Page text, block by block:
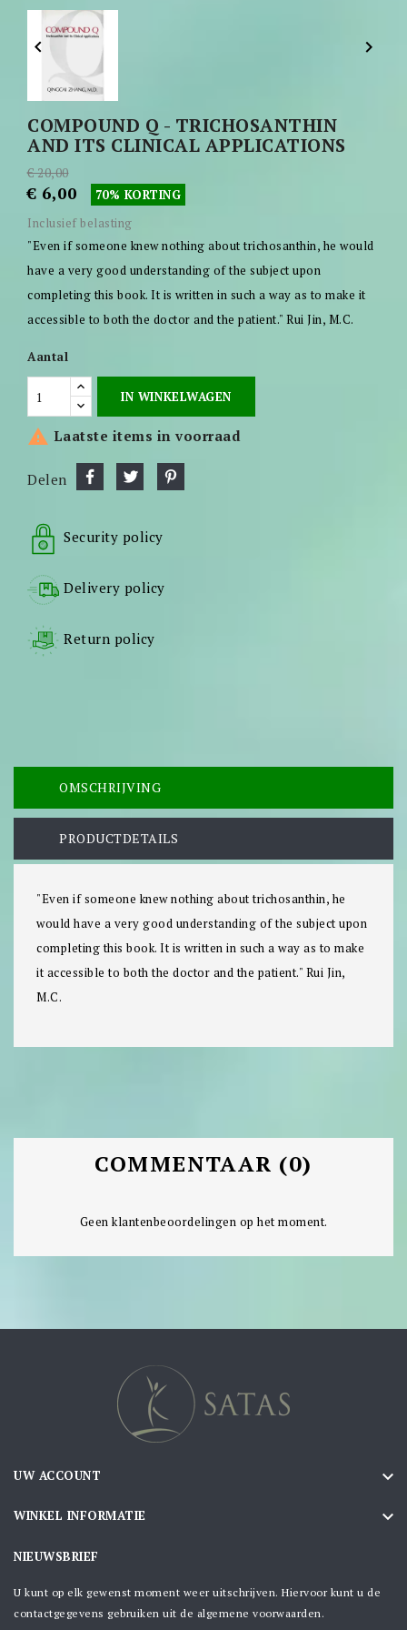
 
COMPOUND Q - TRICHOSANTHIN
AND ITS CLINICAL APPLICATIONS
€ 20,00
€ 6,00
70% KORTING
Inclusief belasting
"Even if someone knew nothing about trichosanthin, he would
have a very good understanding of the subject upon
completing this book. It is written in such a way as to make it
accessible to both the doctor and the patient." Rui Jin, M.C.
Aantal
IN WINKELWAGEN
 Laatste items in voorraad
Delen
Security policy
Delivery policy
Return policy
OMSCHRIJVING
PRODUCTDETAILS
"Even if someone knew nothing about trichosanthin, he
would have a very good understanding of the subject upon
completing this book. It is written in such a way as to make
it accessible to both the doctor and the patient." Rui Jin,
M.C.
COMMENTAAR (0)
Geen klantenbeoordelingen op het moment.
UW ACCOUNT 
WINKEL INFORMATIE 
NIEUWSBRIEF
U kunt op elk gewenst moment weer uitschrijven. Hiervoor kunt u de
contactgegevens gebruiken uit de algemene voorwaarden.